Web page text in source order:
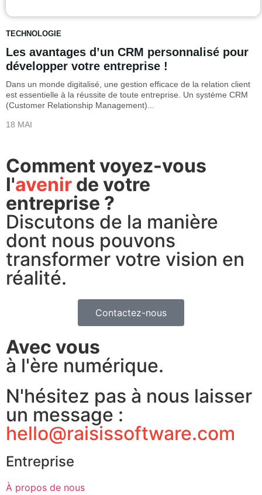
TECHNOLOGIE
Les avantages d’un CRM personnalisé pour
développer votre entreprise !
Dans un monde digitalisé, une gestion efficace de la relation client
est essentielle à la réussite de toute entreprise. Un système CRM
(Customer Relationship Management)...
18 MAI
Comment voyez-vous
l'avenir de votre
entreprise ?
Discutons de la manière
dont nous pouvons
transformer votre vision en
réalité.
Contactez-nous
Avec vous
à l'ère numérique.
N'hésitez pas à nous laisser
un message :
hello@raisissoftware.com
Entreprise
À propos de nous